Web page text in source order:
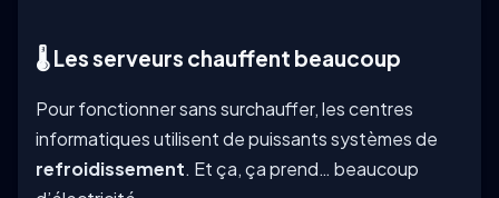
🌡️ Les serveurs chauffent beaucoup
Pour fonctionner sans surchauffer, les centres
informatiques utilisent de puissants systèmes de
refroidissement. Et ça, ça prend… beaucoup